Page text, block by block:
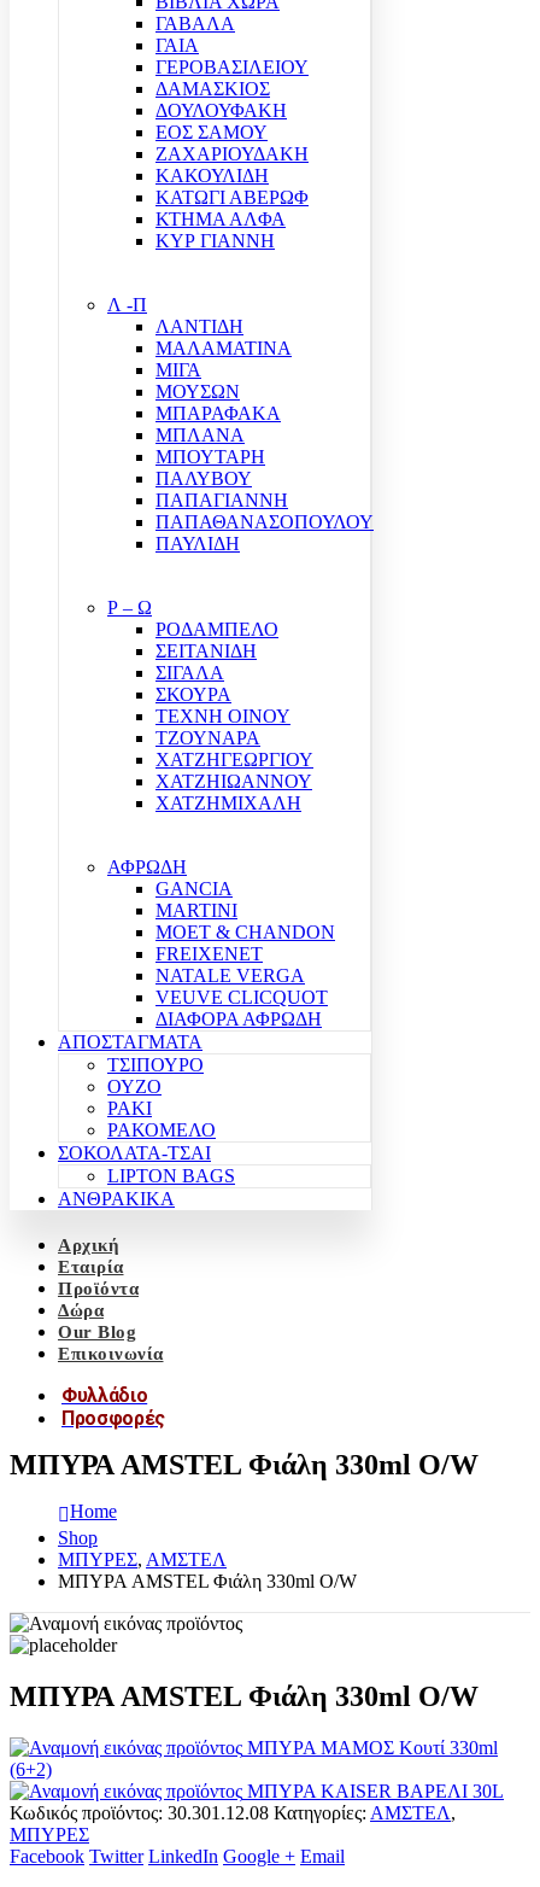
ΓΑΒΑΛΑ
ΓΑΙΑ
ΓΕΡΟΒΑΣΙΛΕΙΟΥ
ΔΑΜΑΣΚΙΟΣ
ΔΟΥΛΟΥΦΑΚΗ
ΕΟΣ ΣΑΜΟΥ
ΖΑΧΑΡΙΟΥΔΑΚΗ
ΚΑΚΟΥΛΙΔΗ
ΚΑΤΩΓΙ ΑΒΕΡΩΦ
ΚΤΗΜΑ ΑΛΦΑ
ΚΥΡ ΓΙΑΝΝΗ
Λ -Π
ΛΑΝΤΙΔΗ
ΜΑΛΑΜΑΤΙΝΑ
ΜΙΓΑ
ΜΟΥΣΩΝ
ΜΠΑΡΑΦΑΚΑ
ΜΠΛΑΝΑ
ΜΠΟΥΤΑΡΗ
ΠΑΛΥΒΟΥ
ΠΑΠΑΓΙΑΝΝΗ
ΠΑΠΑΘΑΝΑΣΟΠΟΥΛΟΥ
ΠΑΥΛΙΔΗ
Ρ – Ω
ΡΟΔΑΜΠΕΛΟ
ΣΕΙΤΑΝΙΔΗ
ΣΙΓΑΛΑ
ΣΚΟΥΡΑ
ΤΕΧΝΗ ΟΙΝΟΥ
ΤΖΟΥΝΑΡΑ
ΧΑΤΖΗΓΕΩΡΓΙΟΥ
ΧΑΤΖΗΙΩΑΝΝΟΥ
ΧΑΤΖΗΜΙΧΑΛΗ
ΑΦΡΩΔΗ
GANCIA
MARTINI
MOET & CHANDON
FREIXENET
NATALE VERGA
VEUVE CLICQUOT
ΔΙΑΦΟΡΑ ΑΦΡΩΔΗ
ΑΠΟΣΤΑΓΜΑΤΑ
ΤΣΙΠΟΥΡΟ
ΟΥΖΟ
ΡΑΚΙ
ΡΑΚΟΜΕΛΟ
ΣΟΚΟΛΑΤΑ-ΤΣΑΙ
LIPTON BAGS
ΑΝΘΡΑΚΙΚΑ
Αρχική
Εταιρία
Προϊόντα
Δώρα
Our Blog
Επικοινωνία
Φυλλάδιο
Προσφορές
ΜΠΥΡΑ AMSTEL Φιάλη 330ml O/W
Home
Shop
ΜΠΥΡΕΣ, ΑΜΣΤΕΛ
ΜΠΥΡΑ AMSTEL Φιάλη 330ml O/W
ΜΠΥΡΑ AMSTEL Φιάλη 330ml O/W
ΜΠΥΡΑ ΜΑΜΟΣ Κουτί 330ml
(6+2)
ΜΠΥΡΑ KAISER ΒΑΡΕΛΙ 30L
Κωδικός προϊόντος: 30.301.12.08 Κατηγορίες: ΑΜΣΤΕΛ,
ΜΠΥΡΕΣ
Facebook Twitter LinkedIn Google + Email